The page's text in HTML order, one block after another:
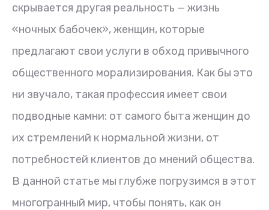
скрывается другая реальность — жизнь
«ночных бабочек», женщин, которые
предлагают свои услуги в обход привычного
общественного морализирования. Как бы это
ни звучало, такая профессия имеет свои
подводные камни: от самого быта женщин до
их стремлений к нормальной жизни, от
потребностей клиентов до мнений общества.
В данной статье мы глубже погрузимся в этот
многогранный мир, чтобы понять, как он